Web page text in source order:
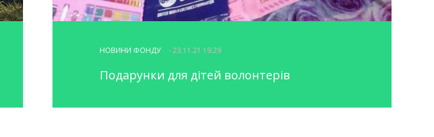
НОВИНИ ФОНДУ - 23.11.21 19:29
Подарунки для дітей волонтерів